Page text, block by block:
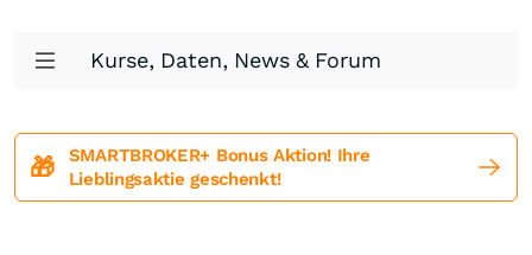
Kurse, Daten, News & Forum
🎁
SMARTBROKER+ Bonus Aktion! Ihre
Lieblingsaktie geschenkt!